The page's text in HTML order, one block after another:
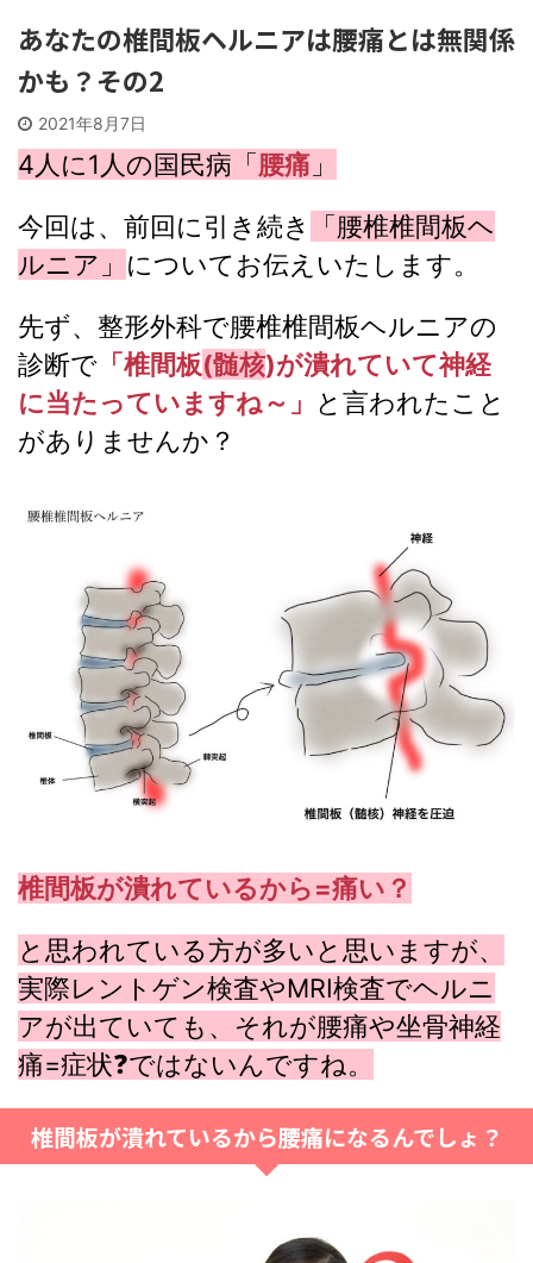
あなたの椎間板ヘルニアは腰痛とは無関係
かも？その2
2021年8月7日
4人に1人の国民病「 腰痛 」
今回は、前回に引き続き
「腰椎椎間板ヘ
ルニア」 についてお伝えいたします。
先ず、整形外科で腰椎椎間板ヘルニアの
診断で 「椎間板(髄核)が潰れていて神経
に当たっていますね～」 と言われたこと
がありませんか？
椎間板が潰れているから=痛い？
と思われている方が多いと思いますが、
実際レントゲン検査やMRI検査でヘルニ
アが出ていても、それが腰痛や坐骨神経
痛=症状❓ではないんですね。
椎間板が潰れているから腰痛になるんでしょ？